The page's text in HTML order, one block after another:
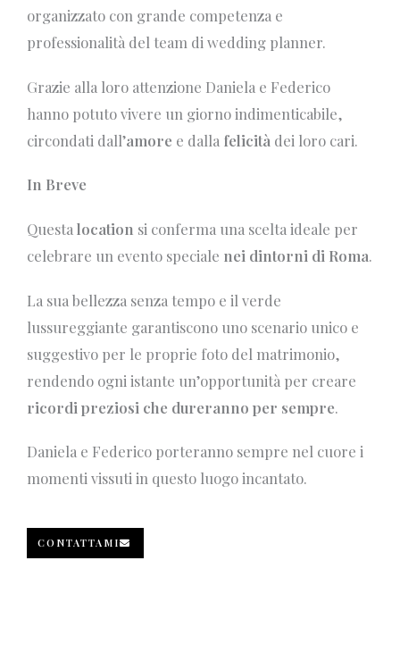
organizzato con grande competenza e
professionalità del team di wedding planner.
Grazie alla loro attenzione Daniela e Federico
hanno potuto vivere un giorno indimenticabile,
circondati dall’amore e dalla felicità dei loro cari.
In Breve
Questa location si conferma una scelta ideale per
celebrare un evento speciale nei dintorni di Roma.
La sua bellezza senza tempo e il verde
lussureggiante garantiscono uno scenario unico e
suggestivo per le proprie foto del matrimonio,
rendendo ogni istante un’opportunità per creare
ricordi preziosi che dureranno per sempre.
Daniela e Federico porteranno sempre nel cuore i
momenti vissuti in questo luogo incantato.
CONTATTAMI